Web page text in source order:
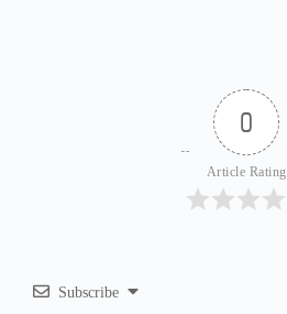
0
Article Rating
Subscribe